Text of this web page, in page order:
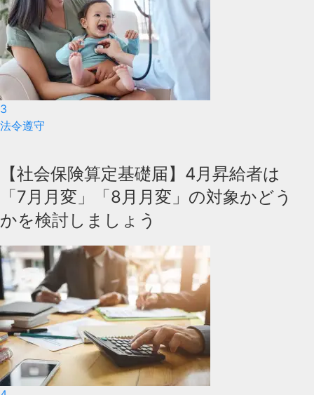
3
法令遵守
【社会保険算定基礎届】4月昇給者は
「7月月変」「8月月変」の対象かどう
かを検討しましょう